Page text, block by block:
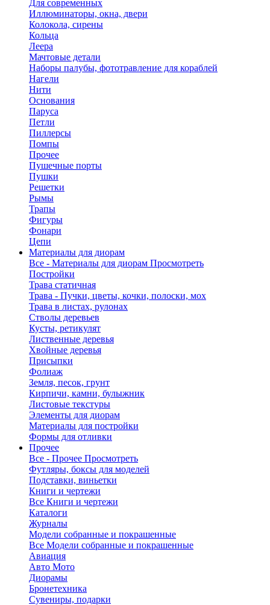
Для современных
Иллюминаторы, окна, двери
Колокола, сирены
Кольца
Леера
Мачтовые детали
Наборы палубы, фототравление для кораблей
Нагели
Нити
Основания
Паруса
Петли
Пиллерсы
Помпы
Прочее
Пушечные порты
Пушки
Решетки
Рымы
Трапы
Фигуры
Фонари
Цепи
Материалы для диорам
Все - Материалы для диорам Просмотреть
Постройки
Трава статичная
Трава - Пучки, цветы, кочки, полоски, мох
Трава в листах, рулонах
Стволы деревьев
Кусты, ретикулят
Лиственные деревья
Хвойные деревья
Присыпки
Фолиаж
Земля, песок, грунт
Кирпичи, камни, булыжник
Листовые текстуры
Элементы для диорам
Материалы для постройки
Формы для отливки
Прочее
Все - Прочее Просмотреть
Футляры, боксы для моделей
Подставки, виньетки
Книги и чертежи
Все Книги и чертежи
Каталоги
Журналы
Модели собранные и покрашенные
Все Модели собранные и покрашенные
Авиация
Авто Мото
Диорамы
Бронетехника
Сувениры, подарки